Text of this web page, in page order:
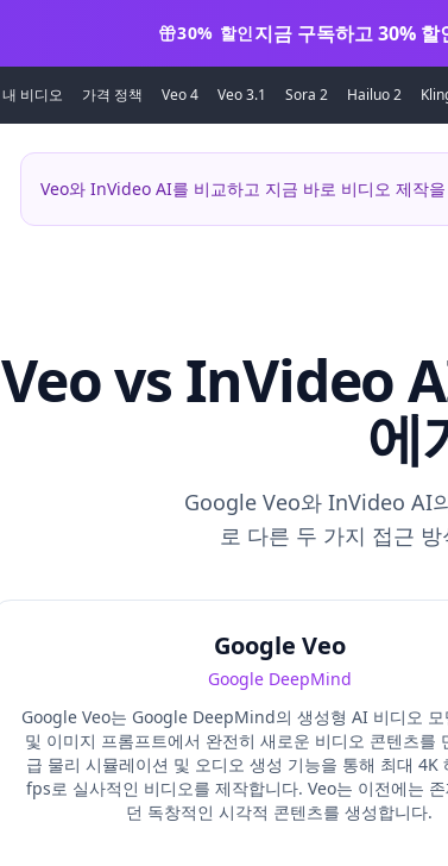
30% 할인지금 구독하고 30%
내 비디오 가격 정책 Veo 4 Veo 3.1 Sora 2 Hailuo 2
Veo와 InVideo AI를 비교하고 지금 바로 비디오 제작
Veo vs InVideo
에
Google Veo와 InVideo AI
로 다른 두 가지 접근
Google Veo
Google DeepMind
Google Veo는 Google DeepMind의 생성형 AI 비디오 모
및 이미지 프롬프트에서 완전히 새로운 비디오 콘텐츠를
급 물리 시뮬레이션 및 오디오 생성 기능을 통해 최대 4K
fps로 실사적인 비디오를 제작합니다. Veo는 이전에는
던 독창적인 시각적 콘텐츠를 생성합니다.